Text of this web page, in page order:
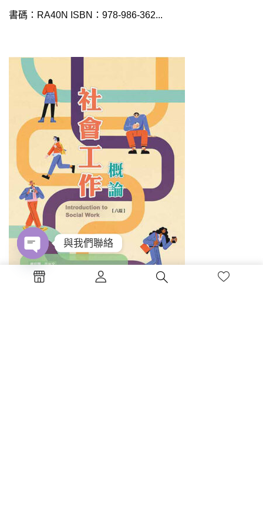
書碼：RA40N ISBN：978-986-362...
與我們聯絡
Open
chaty